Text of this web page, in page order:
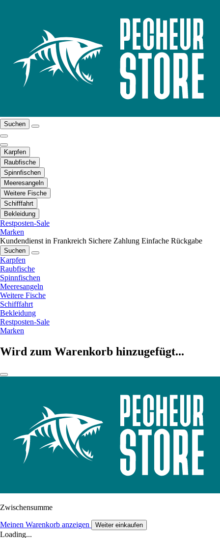
Suchen
Karpfen
Raubfische
Spinnfischen
Meeresangeln
Weitere Fische
Schifffahrt
Bekleidung
Restposten-Sale
Marken
Kundendienst in Frankreich Sichere Zahlung Einfache Rückgabe
Suchen
Karpfen
Raubfische
Spinnfischen
Meeresangeln
Weitere Fische
Schifffahrt
Bekleidung
Restposten-Sale
Marken
Wird zum Warenkorb hinzugefügt...
Zwischensumme
Meinen Warenkorb anzeigen Weiter einkaufen
Loading...